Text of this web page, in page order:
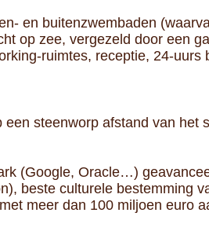
en buitenzwembaden
op zee, vergezeld door een
ruimtes, receptie, 24-uurs
steenworp afstand van het
(Google, Oracle…)
beste culturele bestemming
meer dan 100 miljoen euro